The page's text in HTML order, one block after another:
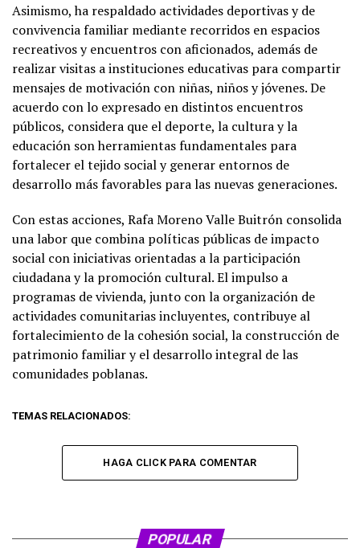
Asimismo, ha respaldado actividades deportivas y de
convivencia familiar mediante recorridos en espacios
recreativos y encuentros con aficionados, además de
realizar visitas a instituciones educativas para compartir
mensajes de motivación con niñas, niños y jóvenes. De
acuerdo con lo expresado en distintos encuentros
públicos, considera que el deporte, la cultura y la
educación son herramientas fundamentales para
fortalecer el tejido social y generar entornos de
desarrollo más favorables para las nuevas generaciones.
Con estas acciones, Rafa Moreno Valle Buitrón consolida
una labor que combina políticas públicas de impacto
social con iniciativas orientadas a la participación
ciudadana y la promoción cultural. El impulso a
programas de vivienda, junto con la organización de
actividades comunitarias incluyentes, contribuye al
fortalecimiento de la cohesión social, la construcción de
patrimonio familiar y el desarrollo integral de las
comunidades poblanas.
TEMAS RELACIONADOS:
HAGA CLICK PARA COMENTAR
POPULAR